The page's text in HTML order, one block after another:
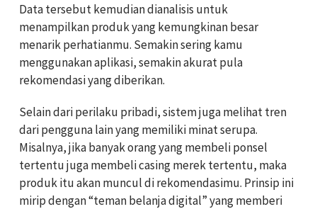
Data tersebut kemudian dianalisis untuk
menampilkan produk yang kemungkinan besar
menarik perhatianmu. Semakin sering kamu
menggunakan aplikasi, semakin akurat pula
rekomendasi yang diberikan.
Selain dari perilaku pribadi, sistem juga melihat tren
dari pengguna lain yang memiliki minat serupa.
Misalnya, jika banyak orang yang membeli ponsel
tertentu juga membeli casing merek tertentu, maka
produk itu akan muncul di rekomendasimu. Prinsip ini
mirip dengan “teman belanja digital” yang memberi